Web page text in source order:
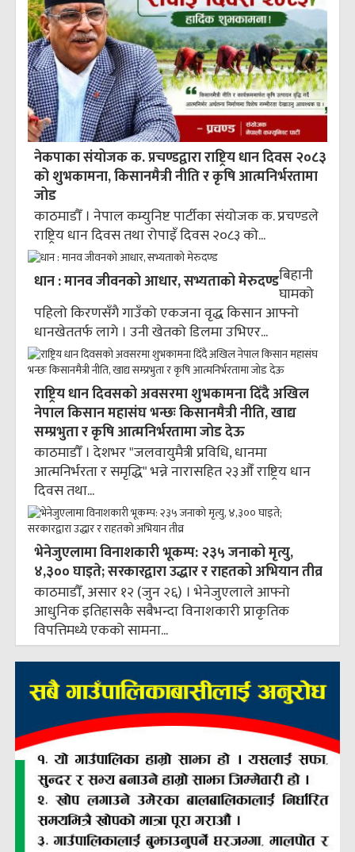
नेकपाका संयोजक क. प्रचण्डद्वारा राष्ट्रिय धान दिवस २०८३
को शुभकामना, किसानमैत्री नीति र कृषि आत्मनिर्भरतामा
जोड
काठमाडौँ । नेपाल कम्युनिष्ट पार्टीका संयोजक क. प्रचण्डले
राष्ट्रिय धान दिवस तथा रोपाइँ दिवस २०८३ को...
धान : मानव जीवनको आधार, सभ्यताको मेरुदण्डबिहानी
घामको
पहिलो किरणसँगै गाउँको एकजना वृद्ध किसान आफ्नो
धानखेततर्फ लागे । उनी खेतको डिलमा उभिएर...
राष्ट्रिय धान दिवसको अवसरमा शुभकामना दिँदै अखिल
नेपाल किसान महासंघ भन्छः किसानमैत्री नीति, खाद्य
सम्प्रभुता र कृषि आत्मनिर्भरतामा जोड देऊ
काठमाडौँ । देशभर "जलवायुमैत्री प्रविधि, धानमा
आत्मनिर्भरता र समृद्धि" भन्ने नारासहित २३औँ राष्ट्रिय धान
दिवस तथा...
भेनेजुएलामा विनाशकारी भूकम्प: २३५ जनाको मृत्यु,
४,३०० घाइते; सरकारद्वारा उद्धार र राहतको अभियान तीव्र
काठमाडौँ, असार १२ (जुन २६) । भेनेजुएलाले आफ्नो
आधुनिक इतिहासकै सबैभन्दा विनाशकारी प्राकृतिक
विपत्तिमध्ये एकको सामना...